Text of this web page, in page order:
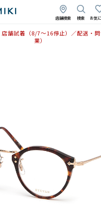
店舗検索 検索 お気
店舗試着（8/7〜16停止）／配送・
業）